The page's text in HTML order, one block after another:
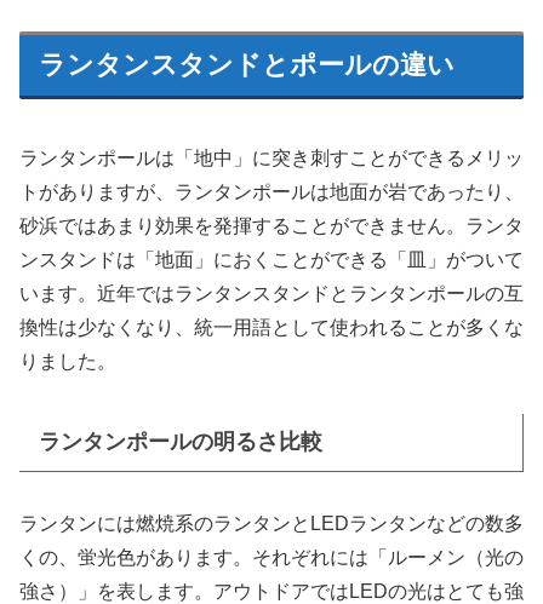
ランタンスタンドとポールの違い
ランタンポールは「地中」に突き刺すことができるメリッ
トがありますが、ランタンポールは地面が岩であったり、
砂浜ではあまり効果を発揮することができません。ランタ
ンスタンドは「地面」におくことができる「皿」がついて
います。近年ではランタンスタンドとランタンポールの互
換性は少なくなり、統一用語として使われることが多くな
りました。
ランタンポールの明るさ比較
ランタンには燃焼系のランタンとLEDランタンなどの数多
くの、蛍光色があります。それぞれには「ルーメン（光の
強さ）」を表します。アウトドアではLEDの光はとても強